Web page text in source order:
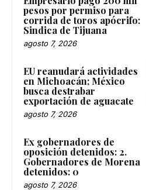
pesos por permiso para
corrida de toros apócrifo:
Sindica de Tijuana
agosto 7, 2026
EU reanudará actividades
en Michoacán; México
busca destrabar
exportación de aguacate
agosto 7, 2026
Ex gobernadores de
oposición detenidos: 2.
Gobernadores de Morena
detenidos: 0
agosto 7, 2026